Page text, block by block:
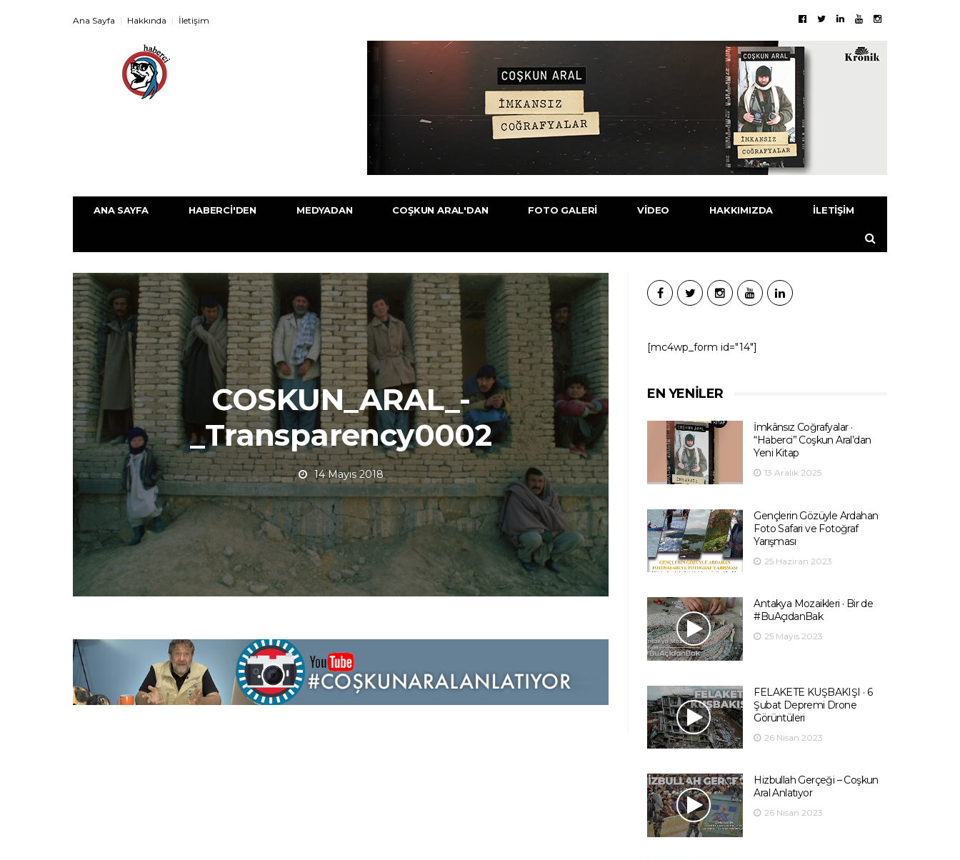
Ana Sayfa Hakkında İletişim
ANA SAYFA HABERCI'DEN MEDYADAN COŞKUN ARAL'DAN FOTO GALERI VIDEO HAKKIMIZDA İLETIŞIM
COSKUN_ARAL_-
_Transparency0002
14 Mayıs 2018
[mc4wp_form id="14"]
EN YENILER
İmkânsız Coğrafyalar ·
“Haberci” Coşkun Aral’dan
Yeni Kitap
13 Aralık 2025
Gençlerin Gözüyle Ardahan
Foto Safari ve Fotoğraf
Yarışması
25 Haziran 2023
Antakya Mozaikleri · Bir de
#BuAçıdanBak
25 Mayıs 2023
FELAKETE KUŞBAKIŞI · 6
Şubat Depremi Drone
Görüntüleri
26 Nisan 2023
Hizbullah Gerçeği – Coşkun
Aral Anlatıyor
26 Nisan 2023